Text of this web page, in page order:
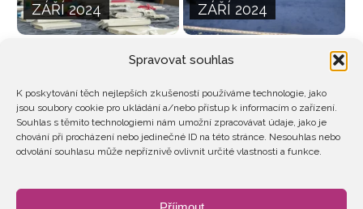
Spravovat souhlas
K poskytování těch nejlepších zkušeností používáme technologie, jako
jsou soubory cookie pro ukládání a/nebo přístup k informacím o zařízení.
Souhlas s těmito technologiemi nám umožní zpracovávat údaje, jako je
chování při procházení nebo jedinečné ID na této stránce. Nesouhlas nebo
odvolání souhlasu může nepříznivě ovlivnit určité vlastnosti a funkce.
ZÁŘÍ 2024 ZÁŘÍ 2024